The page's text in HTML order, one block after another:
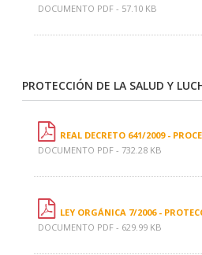
DOCUMENTO PDF - 57.10 KB
PROTECCIÓN DE LA SALUD Y
REAL DECRETO 641/2009 -
DOCUMENTO PDF - 732.28 KB
LEY ORGÁNICA 7/2006 -
DOCUMENTO PDF - 629.99 KB